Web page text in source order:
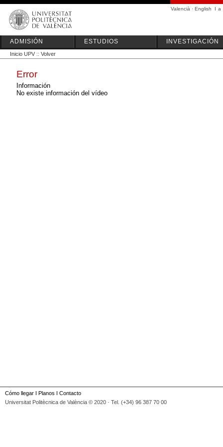
Valencià · English I a
ADMISIÓN ESTUDIOS INVESTIGACIÓN
Inicio UPV :: Volver
Error
Información
No existe información del vídeo
Cómo llegar I Planos I Contacto
Universitat Politècnica de València © 2020 · Tel. (+34) 96 387 70 00